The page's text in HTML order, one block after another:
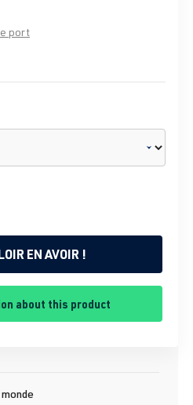
port
EN AVOIR !
about this product